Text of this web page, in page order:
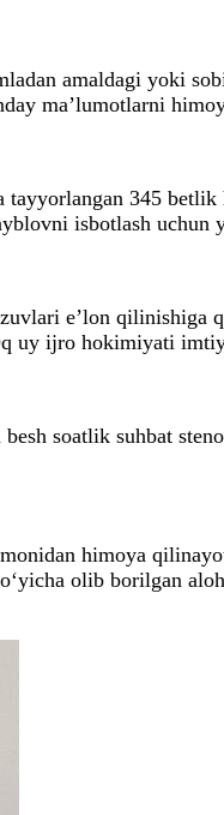
amaldagi yoki
ma’lumotlarni
345 betlik
isbotlash
e’lon
uy ijro hokimiyati
soatlik suhbat
himoya
olib borilgan